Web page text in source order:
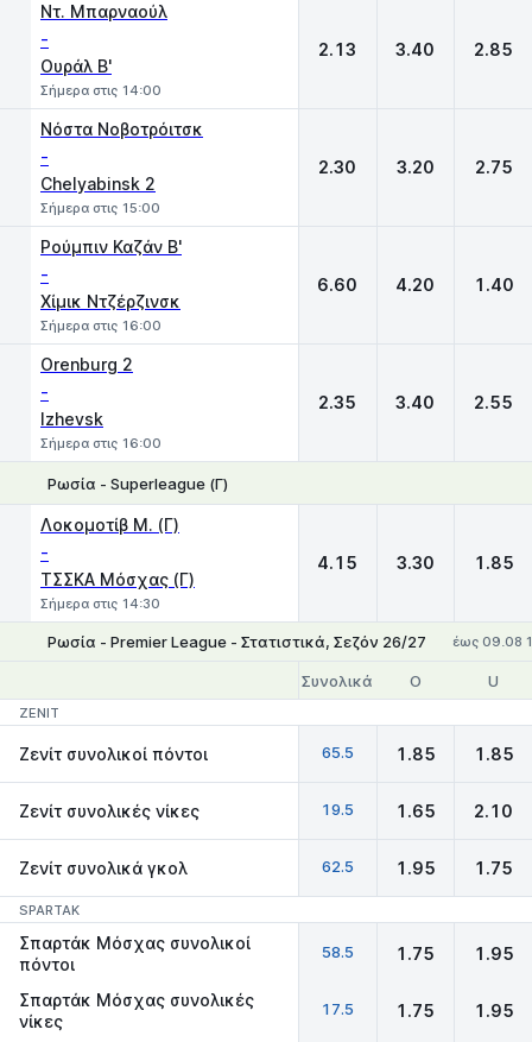
Ντ. Μπαρναούλ
-
Ουράλ Β'
Σήμερα στις 14:00
2.13 3.40 2.85
Νόστα Νοβοτρόιτσκ
-
Chelyabinsk 2
Σήμερα στις 15:00
2.30 3.20 2.75
Ρούμπιν Καζάν Β'
-
Χίμικ Ντζέρζινσκ
Σήμερα στις 16:00
6.60 4.20 1.40
Orenburg 2
-
Izhevsk
Σήμερα στις 16:00
2.35 3.40 2.55
Ρωσία - Superleague (Γ)
Λοκομοτίβ Μ. (Γ)
-
ΤΣΣΚΑ Μόσχας (Γ)
Σήμερα στις 14:30
4.15 3.30 1.85
Ρωσία - Premier League - Στατιστικά, Σεζόν 26/27 έως 09.08
Συνολικά O U
ZENIT
Ζενίτ συνολικοί πόντοι 65.5 1.85 1.85
Ζενίτ συνολικές νίκες 19.5 1.65 2.10
Ζενίτ συνολικά γκολ 62.5 1.95 1.75
SPARTAK
Σπαρτάκ Μόσχας συνολικοί
πόντοι
58.5 1.75 1.95
Σπαρτάκ Μόσχας συνολικές
νίκες
17.5 1.75 1.95